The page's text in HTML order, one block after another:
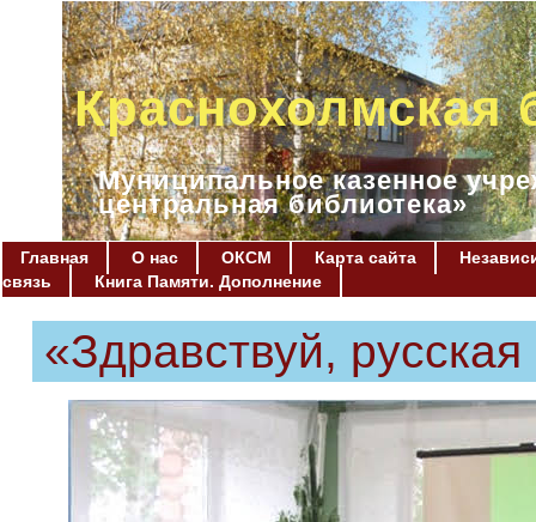
Краснохолмская
Муниципальное казенное
центральная библиотека»
Главная О нас ОКСМ Карта сайта
связь
Книга Памяти. Дополнение
«Здравствуй,